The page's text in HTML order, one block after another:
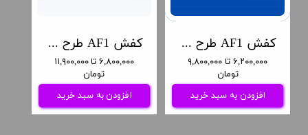
کفش AF1 طرح هری پاتر
۶,۸۰۰,۰۰۰ تا ۱۱,۹۰۰,۰۰۰
تومان
افزودن به سبد خرید
کفش AF1 طرح گربه مشکی
۶,۲۰۰,۰۰۰ تا ۹,۸۰۰,۰۰۰
تومان
افزودن به سبد خرید